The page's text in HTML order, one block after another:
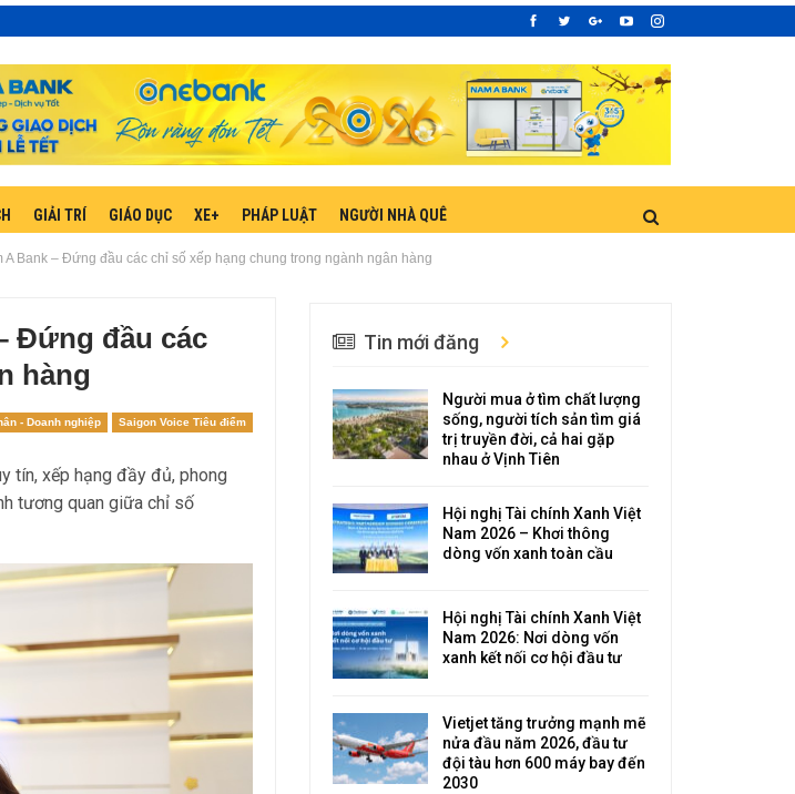
GIẢI TRÍ GIÁO DỤC XE+ PHÁP LUẬT NGƯỜI NHÀ QUÊ
A Bank – Đứng đầu các chỉ số xếp hạng chung trong ngành ngân hàng
Đứng đầu các
hàng
- Doanh nghiệp Saigon Voice Tiêu điểm
tín, xếp hạng đầy đủ, phong
tương quan giữa chỉ số
Tin mới đăng
Người mua ở tìm chất lượng
sống, người tích sản tìm giá
trị truyền đời, cả hai gặp
nhau ở Vịnh Tiên
Hội nghị Tài chính Xanh Việt
Nam 2026 – Khơi thông
dòng vốn xanh toàn cầu
Hội nghị Tài chính Xanh Việt
Nam 2026: Nơi dòng vốn
xanh kết nối cơ hội đầu tư
Vietjet tăng trưởng mạnh mẽ
nửa đầu năm 2026, đầu tư
đội tàu hơn 600 máy bay đến
2030